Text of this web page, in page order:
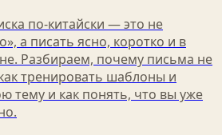
по‑китайски — это не
а писать ясно, коротко и в
Разбираем, почему письма не
тренировать шаблоны и
тему и как понять, что вы уже